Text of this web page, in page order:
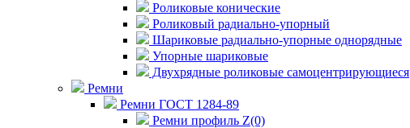
Роликовые конические
Роликовый радиально-упорный
Шариковые радиально-упорные однорядные
Упорные шариковые
Двухрядные роликовые самоцентрирующиеся
Ремни
Ремни ГОСТ 1284-89
Ремни профиль Z(0)